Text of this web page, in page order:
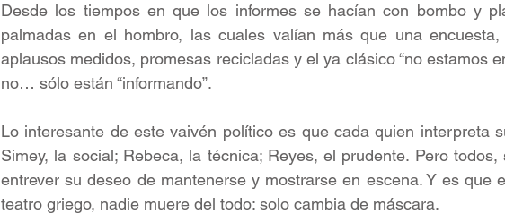
Desde los tiempos en que los informes se hacían con bombo y
palmadas en el hombro, las cuales valían más que una
aplausos medidos, promesas recicladas y el ya clásico “no estamos
no… sólo están “informando”.
Lo interesante de este vaivén político es que cada quien interpreta
Simey, la social; Rebeca, la técnica; Reyes, el prudente. Pero todos,
entrever su deseo de mantenerse y mostrarse en escena. Y es que
teatro griego, nadie muere del todo: solo cambia de máscara.